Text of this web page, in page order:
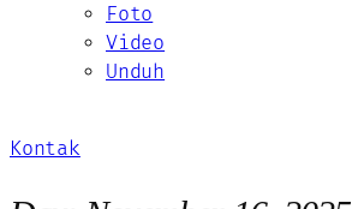
Foto
Video
Unduh
Kontak